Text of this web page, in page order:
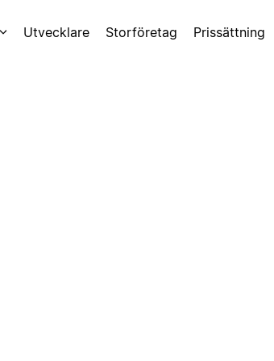
Utvecklare Storföretag Prissättning